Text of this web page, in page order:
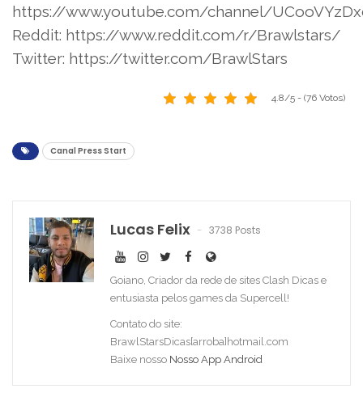
https://www.youtube.com/channel/
Reddit: https://www.reddit.com/r/Brawlstars/
Twitter: https://twitter.com/BrawlStars
4.8/5 - (76 Votos)
Canal Press Start
Lucas Felix 3738 Posts
Goiano, Criador da rede de sites Clash Dicas e
entusiasta pelos games da Supercell!
Contato do site:
BrawlStarsDicas[arroba]hotmail.com
Baixe nosso Nosso App Android